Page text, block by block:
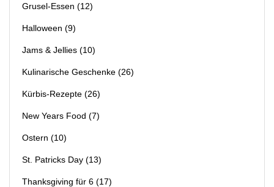
Grusel-Essen (12)
Halloween (9)
Jams & Jellies (10)
Kulinarische Geschenke (26)
Kürbis-Rezepte (26)
New Years Food (7)
Ostern (10)
St. Patricks Day (13)
Thanksgiving für 6 (17)